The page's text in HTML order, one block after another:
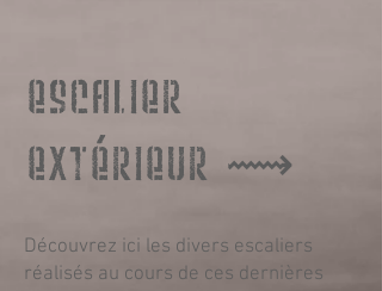
ESCALIER
EXTÉRIEUR ⟿
Découvrez ici les divers escaliers
réalisés au cours de ces dernières